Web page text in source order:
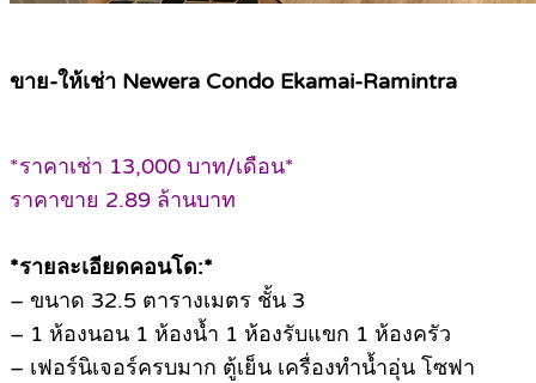
ขาย-ให้เช่า Newera Condo Ekamai-Ramintra
*ราคาเช่า 13,000 บาท/เดือน*
ราคาขาย 2.89 ล้านบาท
*รายละเอียดคอนโด:*
– ขนาด 32.5 ตารางเมตร ชั้น 3
– 1 ห้องนอน 1 ห้องน้ำ 1 ห้องรับแขก 1 ห้องครัว
– เฟอร์นิเจอร์ครบมาก ตู้เย็น เครื่องทำน้ำอุ่น โซฟา